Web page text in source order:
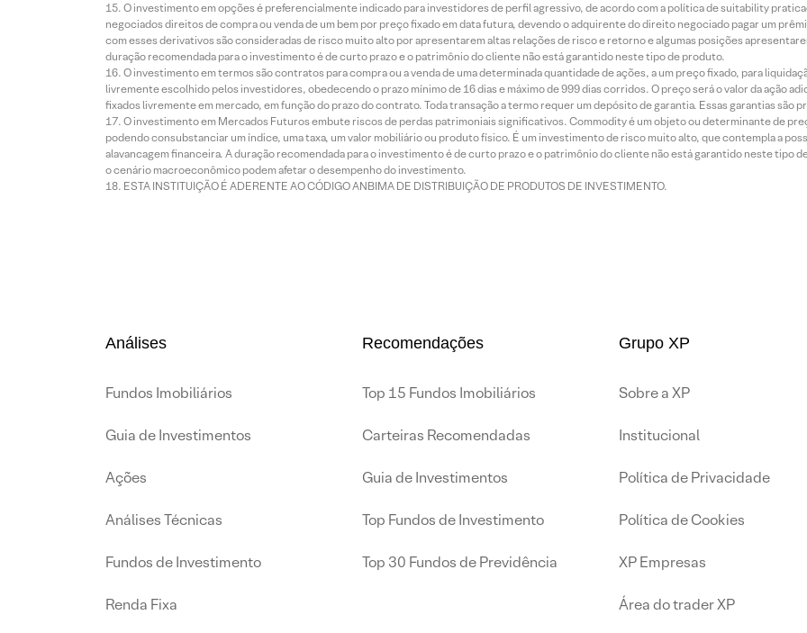
O investimento em opções é preferencialmente indicado para investidores de perfil agressivo, de acordo com a política de suitability
negociados direitos de compra ou venda de um bem por preço fixado em data futura, devendo o adquirente do direito negociado pagar um
com esses derivativos são consideradas de risco muito alto por apresentarem altas relações de risco e retorno e algumas posições
duração recomendada para o investimento é de curto prazo e o patrimônio do cliente não está garantido neste tipo de produto.
O investimento em termos são contratos para compra ou a venda de uma determinada quantidade de ações, a um preço fixado, para
livremente escolhido pelos investidores, obedecendo o prazo mínimo de 16 dias e máximo de 999 dias corridos. O preço será o valor da ação
fixados livremente em mercado, em função do prazo do contrato. Toda transação a termo requer um depósito de garantia. Essas garantias são
O investimento em Mercados Futuros embute riscos de perdas patrimoniais significativos. Commodity é um objeto ou determinante de
podendo consubstanciar um índice, uma taxa, um valor mobiliário ou produto físico. É um investimento de risco muito alto, que contempla a
alavancagem financeira. A duração recomendada para o investimento é de curto prazo e o patrimônio do cliente não está garantido neste tipo
o cenário macroeconômico podem afetar o desempenho do investimento.
ESTA INSTITUIÇÃO É ADERENTE AO CÓDIGO ANBIMA DE DISTRIBUIÇÃO DE PRODUTOS DE INVESTIMENTO.
Análises
Fundos Imobiliários
Guia de Investimentos
Ações
Análises Técnicas
Fundos de Investimento
Renda Fixa
Recomendações
Top 15 Fundos Imobiliários
Carteiras Recomendadas
Guia de Investimentos
Top Fundos de Investimento
Top 30 Fundos de Previdência
Grupo XP
Sobre a XP
Institucional
Política de Privacidade
Política de Cookies
XP Empresas
Área do trader XP